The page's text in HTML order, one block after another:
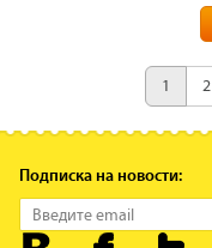
1 2
Подписка на новости: